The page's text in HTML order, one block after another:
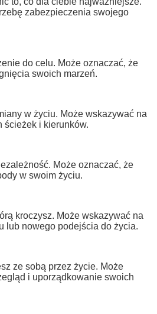
zabezpieczenia swojego
do celu. Może oznaczać, że
swoich marzeń.
w życiu. Może wskazywać na
ścieżek i kierunków.
Może oznaczać, że
w swoim życiu.
kroczysz. Może wskazywać na
lub nowego podejścia do życia.
ze sobą przez życie. Może
i uporządkowanie swoich